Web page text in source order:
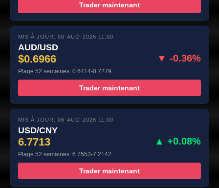
Trader maintenant
MIS À JOUR: 06-AUG-2026 11:00
AUD/USD
$0.6966 ▼ -0.36%
Plage 52 semaines: 0.6414-0.7279
Trader maintenant
MIS À JOUR: 06-AUG-2026 11:00
USD/CNY
6.7713 ▲ +0.08%
Plage 52 semaines: 6.7553-7.2142
Trader maintenant